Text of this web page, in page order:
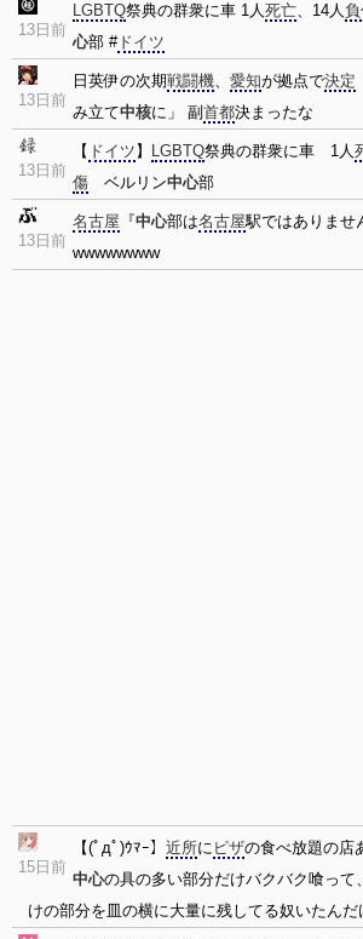
13日前
LGBTQ祭典の群衆に車 1人死亡、14人
心部 #ドイツ
13日前
日英伊の次期戦闘機、 愛知が拠点で決定
み立て中核に」 副 首都決まったな
13日前
【 ドイツ 】 LGBTQ祭典の群衆に車 1人
傷 ベルリン中心部
13日前
名古屋 『中心部は名古屋駅ではありま
wwwwwwww
15日前
【(ﾟдﾟ)ｳﾏｰ】 近所に ピザの食べ放題の店
中心の具の多い部分だけバクバク喰って
けの部分を皿の横に大量に残してる奴いたん